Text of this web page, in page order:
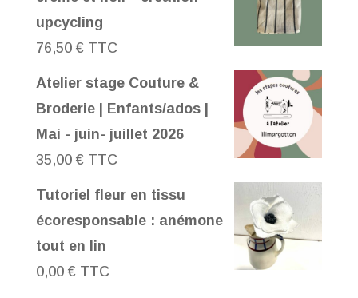
upcycling
76,50 € TTC
Atelier stage Couture &
Broderie | Enfants/ados |
Mai - juin- juillet 2026
35,00 € TTC
Tutoriel fleur en tissu
écoresponsable : anémone
tout en lin
0,00 € TTC